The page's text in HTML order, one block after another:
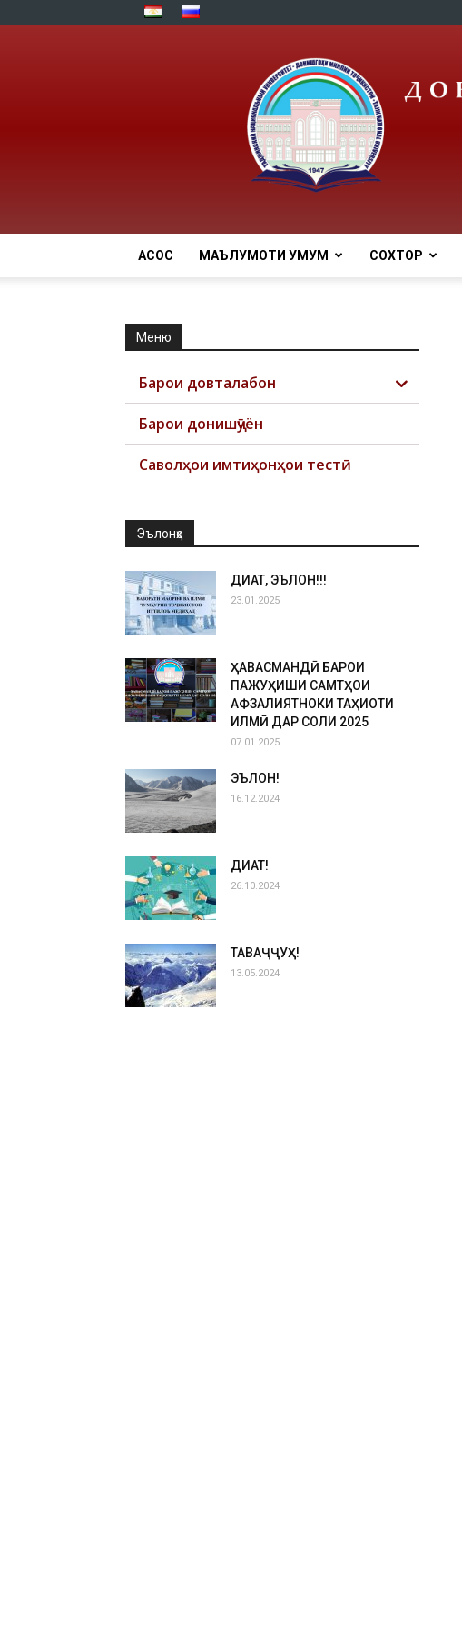
АСОСӢ МАЪЛУМОТИ УМУМӢ СОХТОР
Меню
Барои довталабон
Барои донишҷӯён
Саволҳои имтиҳонҳои тестӣ
Эълонҳо
ДИҚҚАТ, ЭЪЛОН!!!
23.01.2025
ҲАВАСМАНДӢ БАРОИ
ПАЖУҲИШИ САМТҲОИ
АФЗАЛИЯТНОКИ ТАҲҚИҚОТИ
ИЛМӢ ДАР СОЛИ 2025
07.01.2025
ЭЪЛОН!
16.12.2024
ДИҚҚАТ!
26.10.2024
ТАВАҶҶУҲ!
13.05.2024